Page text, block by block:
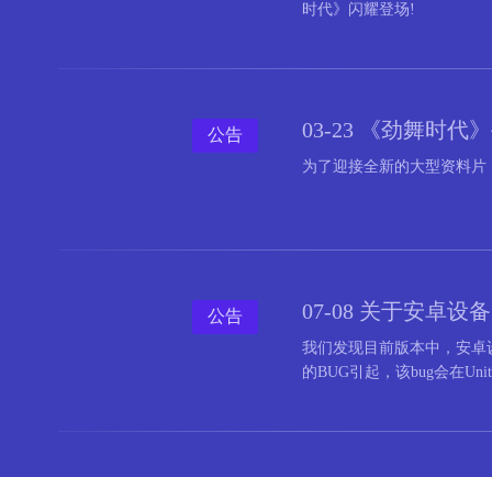
时代》闪耀登场!
03-23 《劲舞时代
为了迎接全新的大型资料片
公告
07-08 关于安卓设
我们发现目前版本中，安
的BUG引起，该bug会在
公告